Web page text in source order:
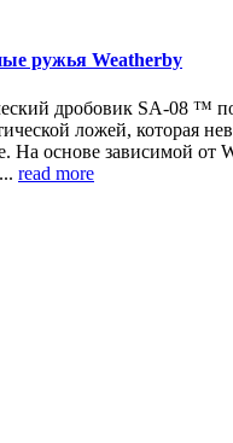
ружья Weatherby
дробовик SA-08 ™
ложей, которая
На основе зависимой от
read more